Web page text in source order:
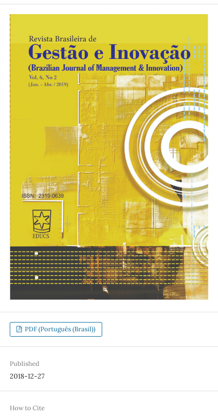
PDF (Português (Brasil))
Published
2018-12-27
How to Cite